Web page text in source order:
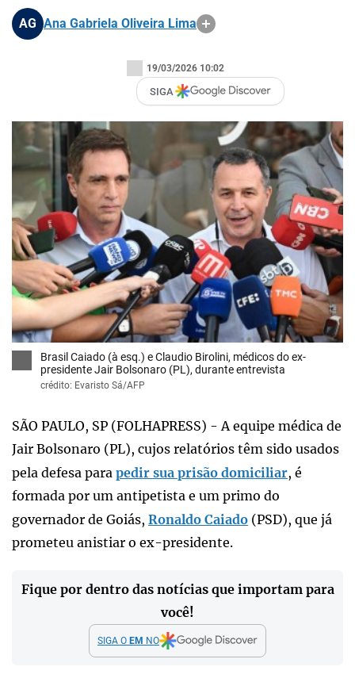
AG Ana Gabriela Oliveira Lima
19/03/2026 10:02
SIGA
x
Brasil Caiado (à esq.) e Claudio Birolini, médicos do ex-
presidente Jair Bolsonaro (PL), durante entrevista
crédito: Evaristo Sá/AFP
SÃO PAULO, SP (FOLHAPRESS) - A equipe médica de
Jair Bolsonaro (PL), cujos relatórios têm sido usados
pela defesa para pedir sua prisão domiciliar, é
formada por um antipetista e um primo do
governador de Goiás, Ronaldo Caiado (PSD), que já
prometeu anistiar o ex-presidente.
Fique por dentro das notícias que importam para
você!
SIGA O EM NO